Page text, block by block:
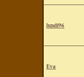
lundi96
Eva